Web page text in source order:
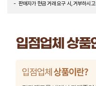
판매자가 현금 거래 요구 시, 거부하시고